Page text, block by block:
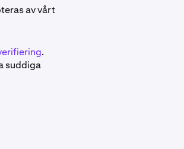
av vårt
.
suddiga